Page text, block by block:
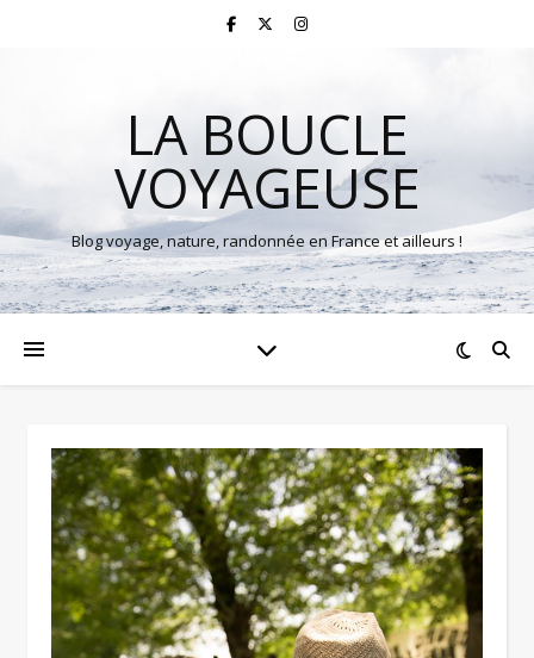
LA BOUCLE
VOYAGEUSE
Blog voyage, nature, randonnée en France et ailleurs !